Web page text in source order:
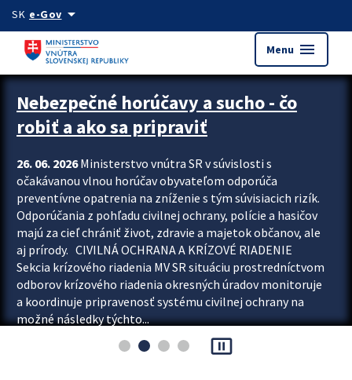
Preskocit na hlavný obsah
SK e-Govarrow_drop_down
Menu menu
Zastavit automatický posun upútavok
Nebezpečné horúčavy a sucho - čo
robiť a ako sa pripraviť
26. 06. 2026Ministerstvo vnútra SR v súvislosti s
očakávanou vlnou horúčav obyvateľom odporúča
preventívne opatrenia na zníženie s tým súvisiacich rizík.
Odporúčania z pohľadu civilnej ochrany, polície a hasičov
majú za cieľ chrániť život, zdravie a majetok občanov, ale
aj prírody. CIVILNÁ OCHRANA A KRÍZOVÉ RIADENIE
Sekcia krízového riadenia MV SR situáciu prostredníctvom
odborov krízového riadenia okresných úradov monitoruje
a koordinuje pripravenosť systému civilnej ochrany na
možné následky týchto...
pause_presentation